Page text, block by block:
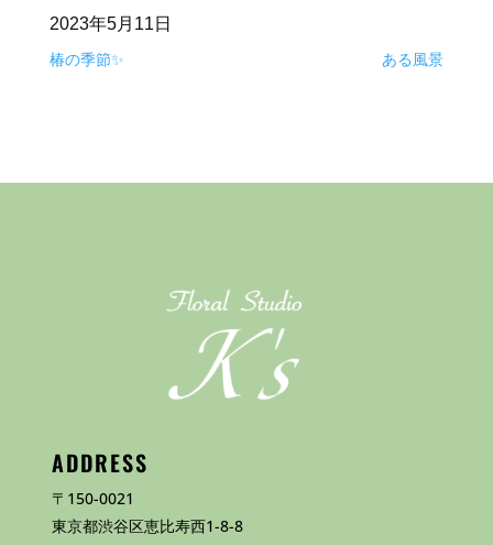
2023年5月11日
椿の季節✨ ある風景
ADDRESS
〒150-0021
東京都渋谷区恵比寿西1-8-8